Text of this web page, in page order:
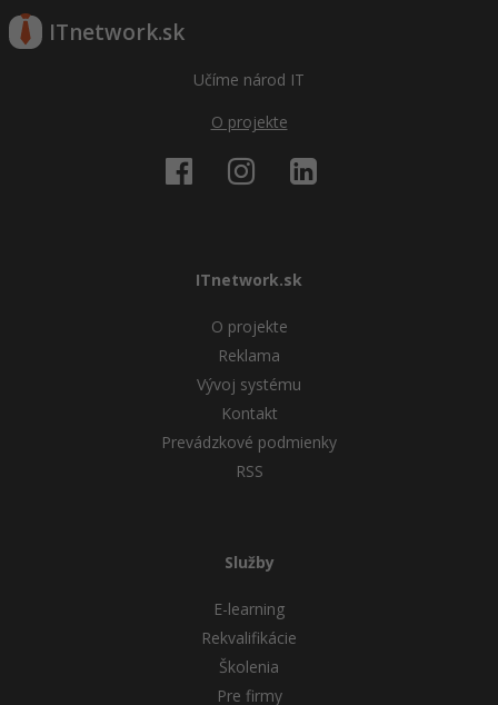
ITnetwork.sk
Učíme národ IT
O projekte
ITnetwork.sk
O projekte
Reklama
Vývoj systému
Kontakt
Prevádzkové podmienky
RSS
Služby
E-learning
Rekvalifikácie
Školenia
Pre firmy